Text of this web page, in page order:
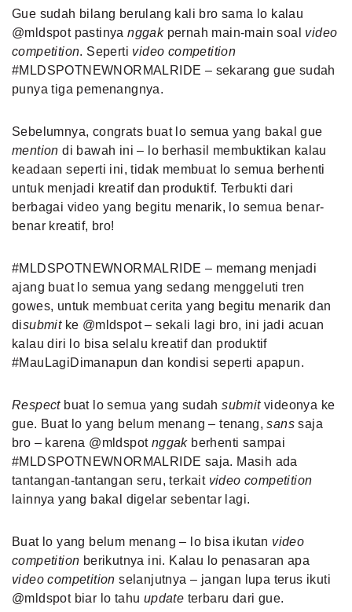
Gue sudah bilang berulang kali bro sama lo kalau
@mldspot pastinyanggak pernah main-main soal video
competition. Seperti video competition
#MLDSPOTNEWNORMALRIDE – sekarang gue sudah
punya tiga pemenangnya.
Sebelumnya, congrats buat lo semua yang bakal gue
mention di bawah ini – lo berhasil membuktikan kalau
keadaan seperti ini, tidak membuat lo semua berhenti
untuk menjadi kreatif dan produktif. Terbukti dari
berbagai video yang begitu menarik, lo semua benar-
benar kreatif, bro!
#MLDSPOTNEWNORMALRIDE – memang menjadi
ajang buat lo semua yang sedang menggeluti tren
gowes, untuk membuat cerita yang begitu menarik dan
disubmit ke @mldspot – sekali lagi bro, ini jadi acuan
kalau diri lo bisa selalu kreatif dan produktif
#MauLagiDimanapun dan kondisi seperti apapun.
Respect buat lo semua yang sudahsubmitvideonya ke
gue. Buat lo yang belum menang – tenang,sanssaja
bro – karena @mldspot nggak berhenti sampai
#MLDSPOTNEWNORMALRIDE saja. Masih ada
tantangan-tantangan seru, terkait video competition
lainnya yang bakal digelar sebentar lagi.
Buat lo yang belum menang – lo bisa ikutan video
competition berikutnya ini. Kalau lo penasaran apa
video competitionselanjutnya – jangan lupa terus ikuti
@mldspot biar lo tahu update terbaru dari gue.